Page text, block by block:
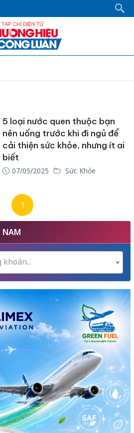
5 loại nước quen thuộc bạn
nên uống trước khi đi ngủ để
cải thiện sức khỏe, nhưng ít ai
biết
07/05/2025 Sức Khỏe
1
NAM